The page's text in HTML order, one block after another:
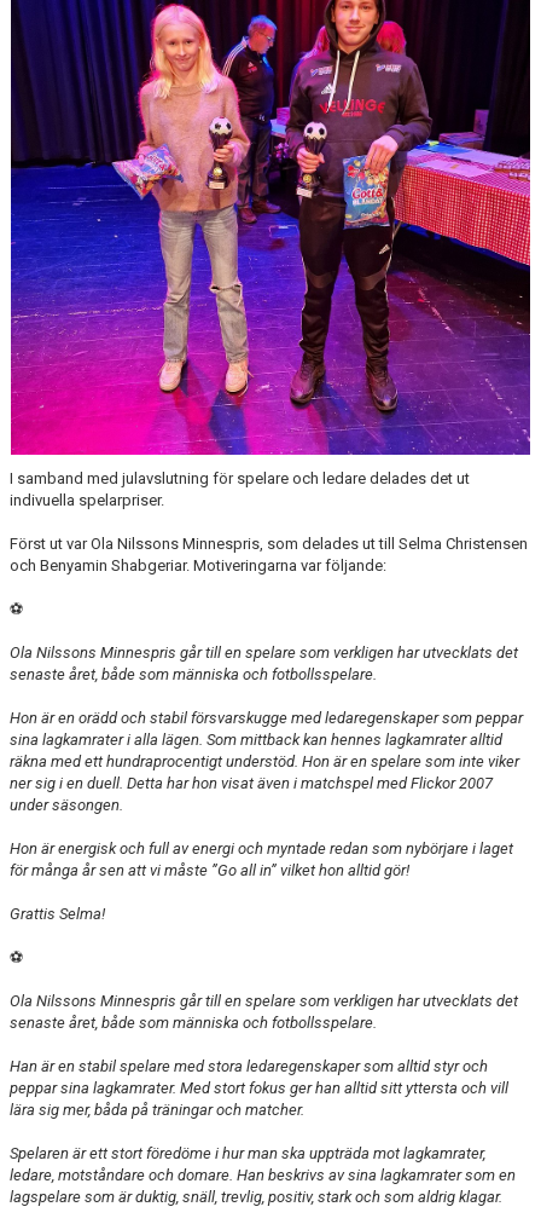
TJEJPROJEKTET
VELLINGE IF:S VÄNNER
DOKUMENT
KONTAKT
I samband med julavslutning för spelare och ledare delades det ut
indivuella spelarpriser.
Först ut var Ola Nilssons Minnespris, som delades ut till Selma Christensen
och Benyamin Shabgeriar. Motiveringarna var följande:
⚽
Ola Nilssons Minnespris går till en spelare som verkligen har utvecklats det
senaste året, både som människa och fotbollsspelare.
Hon är en orädd och stabil försvarskugge med ledaregenskaper som peppar
sina lagkamrater i alla lägen. Som mittback kan hennes lagkamrater alltid
räkna medett hundraprocentigt understöd. Hon är en spelare som inte viker
ner sig i en duell. Detta har hon visat även i matchspel med Flickor 2007
under säsongen.
Hon är energisk och full av energi och myntade redan som nybörjare i laget
för många år sen att vi måste ”Go all in” vilket hon alltid gör!
Grattis Selma!
⚽
Ola Nilssons Minnespris går till en spelare som verkligen har utvecklats det
senaste året, både som människa och fotbollsspelare.
Han är en stabil spelare med stora ledaregenskaper som alltid styr och
peppar sina lagkamrater. Med stort fokus ger han alltid sitt yttersta och vill
lära sig mer, båda på träningar och matcher.
Spelaren är ett stort föredöme i hur man ska uppträda mot lagkamrater,
ledare, motståndare och domare. Han beskrivs av sina lagkamrater som en
lagspelare som är duktig, snäll, trevlig, positiv, stark och som aldrig klagar.